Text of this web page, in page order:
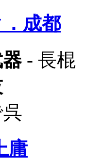
成都
- 長棍
庸